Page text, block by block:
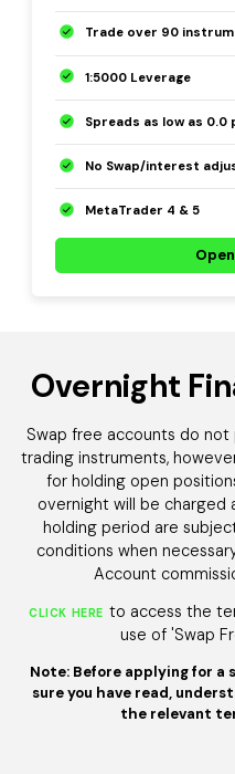
Trade over 90
1:5000 Leverage
Spreads as low as 0.0
No Swap/interest
MetaTrader 4 & 5
Overnight
Swap free accounts do
trading instruments,
for holding open
overnight will be charged
holding period are
conditions when
Account
CLICK HERE to access the
use of 'Swap
Note: Before applying for a
sure you have read,
the relevant